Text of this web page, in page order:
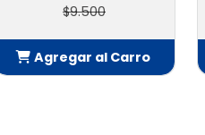
$9.500
Agregar al Carro